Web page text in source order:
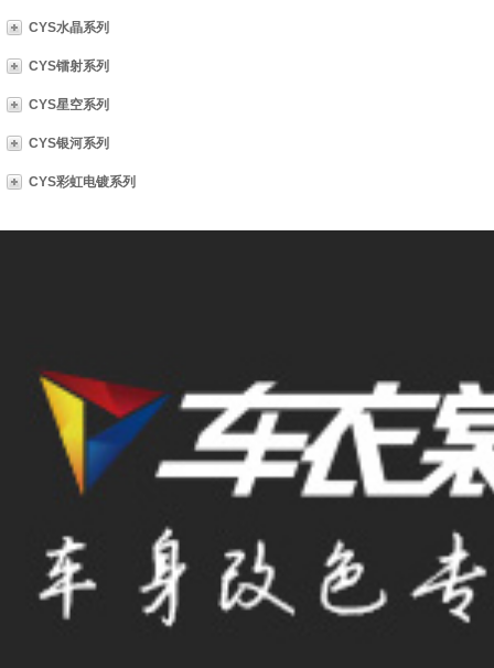
CYS水晶系列
CYS镭射系列
CYS星空系列
CYS银河系列
CYS彩虹电镀系列